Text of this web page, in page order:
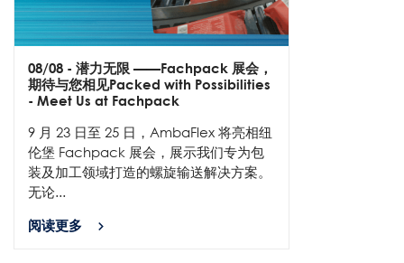
08/08 - 潜力无限 ——Fachpack 展会，
期待与您相见Packed with Possibilities
- Meet Us at Fachpack
9 月 23 日至 25 日，AmbaFlex 将亮相纽
伦堡 Fachpack 展会，展示我们专为包
装及加工领域打造的螺旋输送解决方案。
无论...
阅读更多